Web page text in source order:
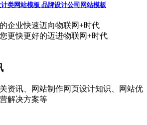
类网站模板 品牌设计公司网站模板
企业快速迈向物联网+时代
更快更好的迈进物联网+时代
资讯、网站制作网页设计知识、网站优
解决方案等